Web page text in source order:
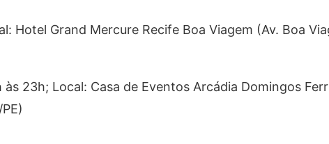
Hotel Grand Mercure Recife Boa Viagem (Av. Boa
23h; Local: Casa de Eventos Arcádia Domingos